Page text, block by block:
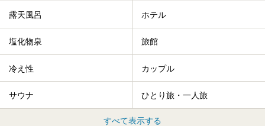
露天風呂 ホテル
塩化物泉 旅館
冷え性 カップル
サウナ ひとり旅・一人旅
すべて表示する